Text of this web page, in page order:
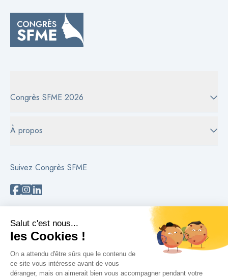
Congrès SFME 2026
À propos
Suivez Congrès SFME
Besoin d'aide ?
Contactez-nous
Lire les FAQs